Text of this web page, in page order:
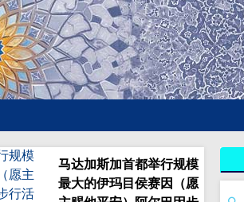
马达加斯加首都举行规模
最大的伊玛目侯赛因（愿